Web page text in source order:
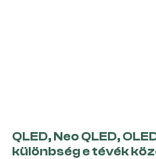
QLED, Neo QLED,
különbség e tévék